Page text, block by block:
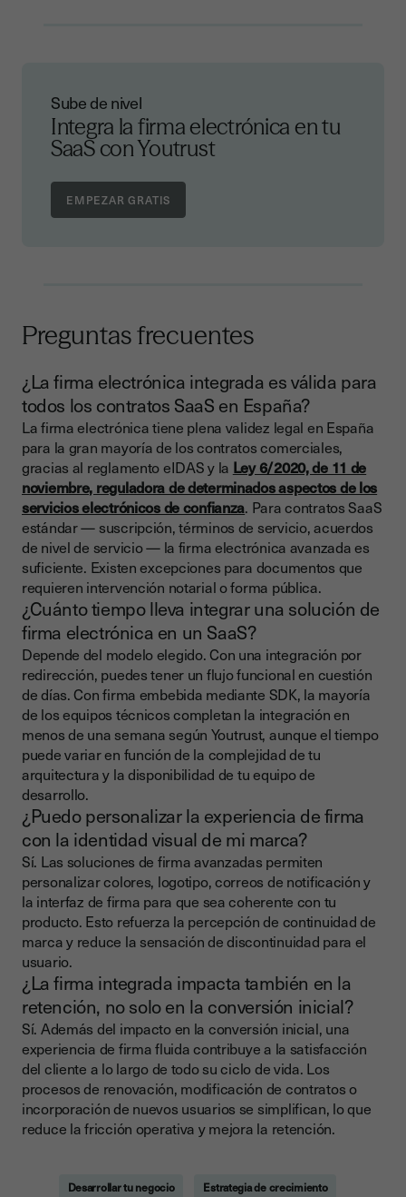
Sube de nivel
Integra la firma electrónica en tu
SaaS con Youtrust
Preguntas frecuentes
¿La firma electrónica integrada es válida para
todos los contratos SaaS en España?
La firma electrónica tiene plena validez legal en España
para la gran mayoría de los contratos comerciales,
gracias al reglamento eIDAS y la Ley 6/2020, de 11 de
noviembre, reguladora de determinados aspectos de los
servicios electrónicos de confianza. Para contratos SaaS
estándar — suscripción, términos de servicio, acuerdos
de nivel de servicio — la firma electrónica avanzada es
suficiente. Existen excepciones para documentos que
requieren intervención notarial o forma pública.
¿Cuánto tiempo lleva integrar una solución de
firma electrónica en un SaaS?
Depende del modelo elegido. Con una integración por
redirección, puedes tener un flujo funcional en cuestión
de días. Con firma embebida mediante SDK, la mayoría
de los equipos técnicos completan la integración en
menos de una semana según Youtrust, aunque el tiempo
puede variar en función de la complejidad de tu
arquitectura y la disponibilidad de tu equipo de
desarrollo.
¿Puedo personalizar la experiencia de firma
con la identidad visual de mi marca?
Sí. Las soluciones de firma avanzadas permiten
personalizar colores, logotipo, correos de notificación y
la interfaz de firma para que sea coherente con tu
producto. Esto refuerza la percepción de continuidad de
marca y reduce la sensación de discontinuidad para el
usuario.
¿La firma integrada impacta también en la
retención, no solo en la conversión inicial?
Sí. Además del impacto en la conversión inicial, una
experiencia de firma fluida contribuye a la satisfacción
del cliente a lo largo de todo su ciclo de vida. Los
procesos de renovación, modificación de contratos o
incorporación de nuevos usuarios se simplifican, lo que
reduce la fricción operativa y mejora la retención.
Desarrollar tu negocio Estrategia de crecimiento